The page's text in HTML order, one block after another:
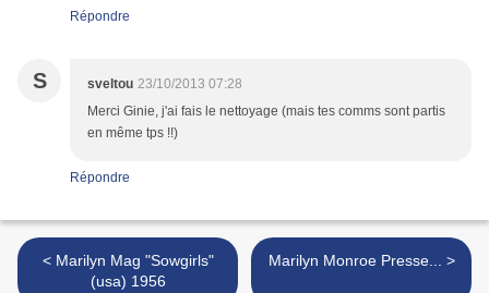
Répondre
S sveltou 23/10/2013 07:28
Merci Ginie, j'ai fais le nettoyage (mais tes comms sont partis
en même tps !!)
Répondre
< Marilyn Mag "Sowgirls"
(usa) 1956
Marilyn Monroe Presse... >